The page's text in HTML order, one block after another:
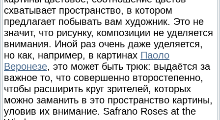
схватывает пространство, в котором
предлагает побывать вам художник. Это не
значит, что рисунку, композиции не уделяется
внимания. Иной раз очень даже уделяется,
но как, например, в картинах Паоло
Веронезе, это может быть трюк: выдаётся за
важное то, что совершенно второстепенно,
чтобы расширить круг зрителей, которых
можно заманить в это пространство картины,
уловив их внимание. Safrano Roses at the